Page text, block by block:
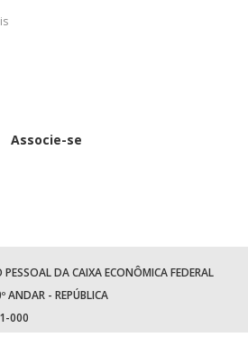
Associe-se
DA CAIXA ECONÔMICA FEDERAL
ANDAR - REPÚBLICA
000